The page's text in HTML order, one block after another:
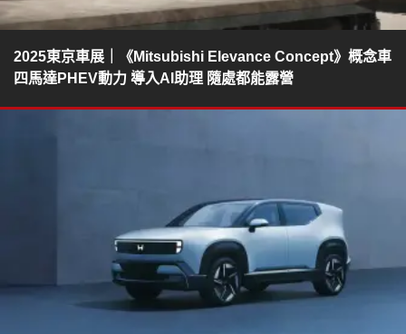
2025東京車展｜《Mitsubishi Elevance Concept》概念車
四馬達PHEV動力 導入AI助理 隨處都能露營